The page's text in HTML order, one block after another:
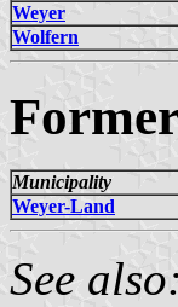
Weyer
Wolfern
Municipality
Weyer-Land
See also: